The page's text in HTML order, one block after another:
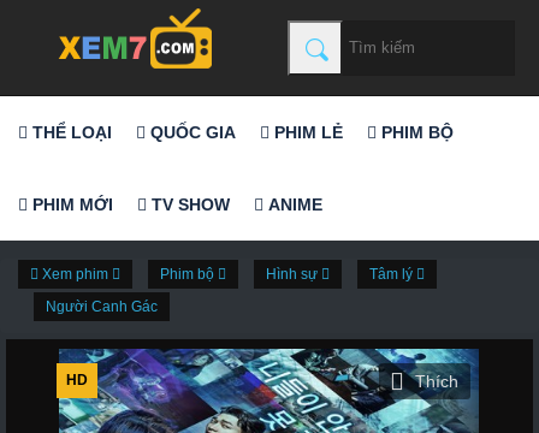
THỂ LOẠI QUỐC GIA PHIM LẺ PHIM BỘ
PHIM MỚI TV SHOW ANIME
Xem phim Phim bộ Hình sự
Tâm lý
Người Canh Gác
HD